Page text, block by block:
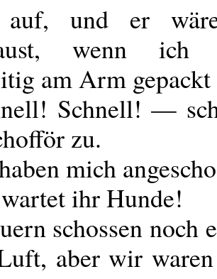
auf, und er
wenn
am Arm gepackt
Schnell! —
zu.
mich
ihr Hunde!
schossen noch
aber wir waren